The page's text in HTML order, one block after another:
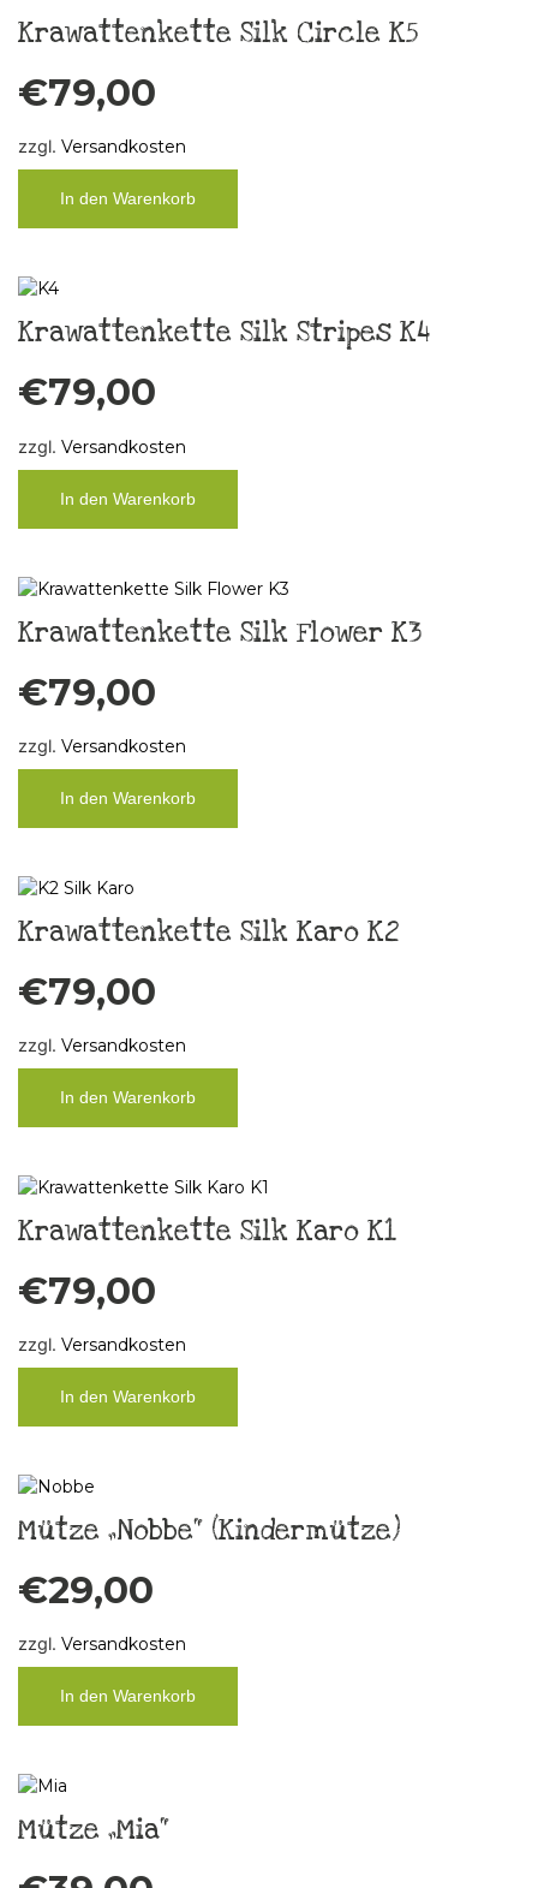
Krawattenkette Silk Circle K5
€79,00
zzgl. Versandkosten
In den Warenkorb
Krawattenkette Silk Stripes K4
€79,00
zzgl. Versandkosten
In den Warenkorb
Krawattenkette Silk Flower K3
€79,00
zzgl. Versandkosten
In den Warenkorb
Krawattenkette Silk Karo K2
€79,00
zzgl. Versandkosten
In den Warenkorb
Krawattenkette Silk Karo K1
€79,00
zzgl. Versandkosten
In den Warenkorb
Mütze „Nobbe“ (Kindermütze)
€29,00
zzgl. Versandkosten
In den Warenkorb
Mütze „Mia“